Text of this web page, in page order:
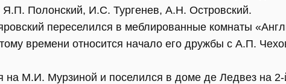
Полонский, И.С. Тургенев, А.Н. Островский.
переселился в меблированные комнаты
времени относится начало его дружбы с А.П.
на М.И. Мурзиной и поселился в доме де Ледвез на